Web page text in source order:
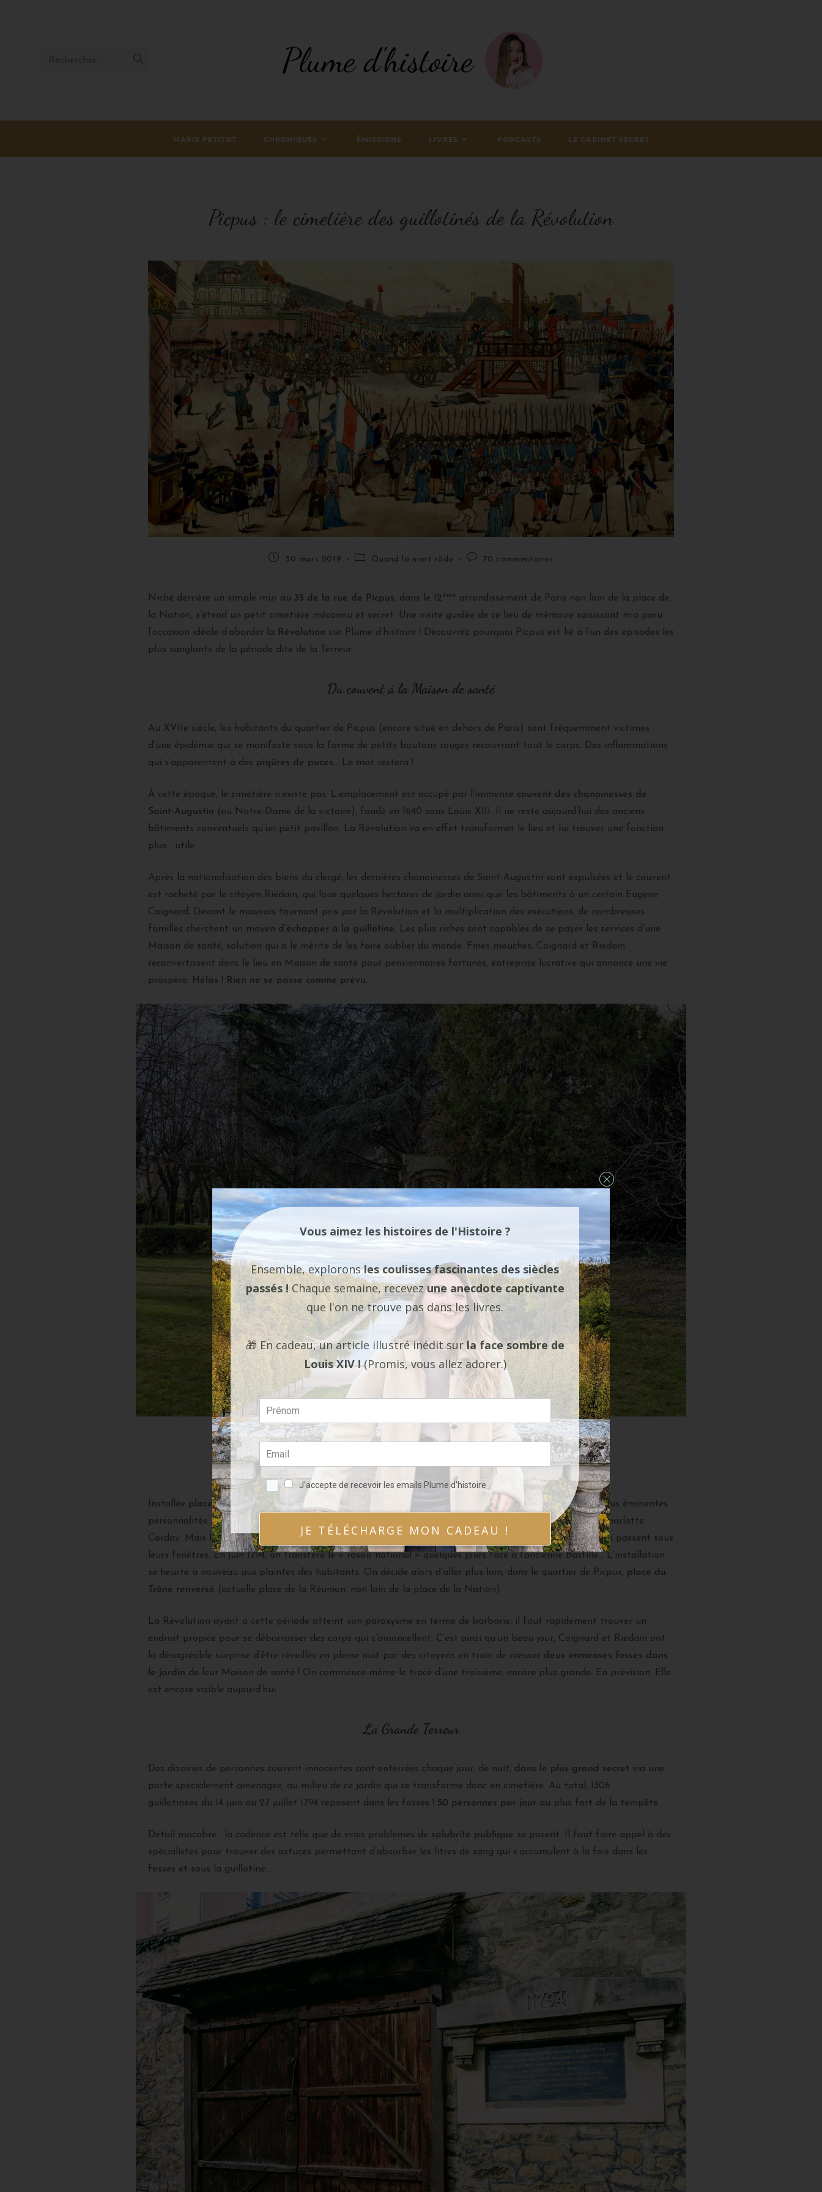
MARIE PETITOT CHRONIQUES ÉMISSIONS LIVRES PODCASTS LE CABINET SECRET
Picpus : le cimetière des guillotinés de la Révolution
30 mars 2019 Quand la mort rôde 70 commentaires
Niché derrière un simple mur au 35 de la rue de Picpus, dans le 12ème arrondissement de Paris non loin de la place de
la Nation, s’étend un petit cimetière méconnu et secret. Une visite guidée de ce lieu de mémoire saisissant m’a paru
l’occasion idéale d’aborder la
Révolution sur Plume d’histoire ! Découvrez pourquoi Picpus est lié à l’un des épisodes les
plus sanglants de la période dite de la Terreur.
Du couvent à la Maison de santé
Au XVIIe siècle, les habitants du quartier de Picpus (encore situé en dehors de Paris) sont fréquemment victimes
d’une épidémie qui se manifeste sous la forme de petits boutons rouges recouvrant tout le corps. Des inflammations
qui s’apparentent à des piqûres de puces… Le mot restera !
À cette époque, le cimetière n’existe pas. L’emplacement est occupé par l’immense couvent des chanoinesses de
Saint-Augustin (ou Notre-Dame de la victoire), fondé en 1640 sous Louis XIII. Il ne reste aujourd’hui des anciens
bâtiments conventuels qu’un petit pavillon. La Révolution va en effet transformer le lieu et lui trouver une fonction
plus… utile.
Après la nationalisation des biens du clergé, les dernières chanoinesses de Saint-Augustin sont expulsées et le couvent
est racheté par le citoyen Riedain, qui loue quelques hectares de jardin ainsi que les bâtiments à un certain Eugène
Coignard. Devant le mauvais tournant pris par la Révolution et la multiplication des exécutions, de nombreuses
familles cherchent un moyen d’échapper à la guillotine. Les plus riches sont capables de se payer les services d’une
Maison de santé, solution qui a le mérite de les faire oublier du monde. Fines mouches, Coignard et Riedain
reconvertissent donc le lieu en Maison de santé pour pensionnaires fortunés, entreprise lucrative qui annonce une vie
prospère.
Hélas ! Rien ne se passe comme prévu.
Une partie de l’immense jardin de Picpus, qui faisait partie du domaine des Chanoinesses.
Le « rasoir national » déménage
Installée place Louis XV(actuelle place de la Concorde), la guillotine a déjà fait tomber les têtes des plus éminentes
personnalités : Louis XVI et sa sœur Madame Élisabeth, Marie-Antoinette, Philippe-Égalité ou encore Charlotte
Corday. Mais les riverains ne supportent plus le défilé incessant des
charrettes remplies de cadavresqui passent sous
leurs fenêtres. En juin 1794, on transfère le « rasoir national » quelques jours face à l’ancienne Bastille… L’installation
se heurte à nouveau aux plaintes des habitants. On décide alors d’aller plus loin, dans le quartier de Picpus, place du
Trône renversé (actuelle place de la Réunion, non loin de la place de la Nation).
La Révolution ayant à cette période atteint son paroxysme en terme de barbarie, il faut rapidement trouver un
endroit propice pour se débarrasser des corps qui s’amoncellent. C’est ainsi qu’un beau jour, Coignard et Riedain ont
la désagréable surprise d’être réveillés en pleine nuit par des citoyens en train de creuser deux immenses fosses dans
le jardin de leur Maison de santé ! On commence même le tracé d’une troisième, encore plus grande. En prévision. Elle
est encore visible aujourd’hui.
La Grande Terreur
Des dizaines de personnes souvent innocentes sont enterrées chaque jour, de nuit, dans le plus grand secret via une
porte spécialement aménagée, au milieu de ce jardin qui se transforme donc en cimetière. Au total, 1306
guillotinées du 14 juin au 27 juillet 1794 reposent dans les fosses ! 50 personnes par jour au plus fort de la tempête.
Détail macabre : la cadence est telle que de vrais problèmes de salubrité publique se posent. Il faut faire appel à des
spécialistes pour trouver des astuces permettant d’absorber les litres de sang qui s’accumulent à la fois dans les
fosses et sous la guillotine…
Vous aimez les histoires de l'Histoire ?
Ensemble, exploronsles coulisses fascinantes des siècles
passés ! Chaque semaine, recevezune anecdote captivante
que l'on ne trouve pas dans les livres.
🎁 En cadeau, un article illustré inédit surla face sombre de
Louis XIV !(Promis, vous allez adorer.)
J'accepte de recevoir les emails Plume d'histoire
JE TÉLÉCHARGE MON CADEAU !